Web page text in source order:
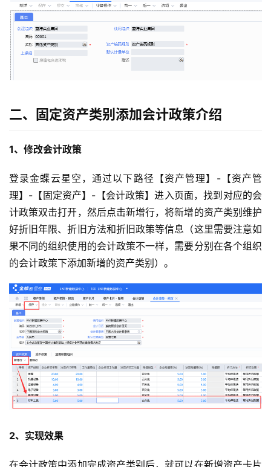
二、固定资产类别添加会计政策介绍
1、修改会计政策
登录金蝶云星空，通过以下路径【资产管理】-【资产管
理】-【固定资产】-【会计政策】进入页面，找到对应的会
计政策双击打开，然后点击新增行，将新增的资产类别维护
好折旧年限、折旧方法和折旧政策等信息（这里需要注意如
果不同的组织使用的会计政策不一样，需要分别在各个组织
的会计政策下添加新增的资产类别）。
2、实现效果